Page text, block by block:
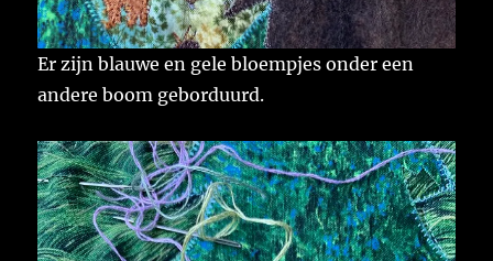
Er zijn blauwe en gele bloempjes onder een
andere boom geborduurd.